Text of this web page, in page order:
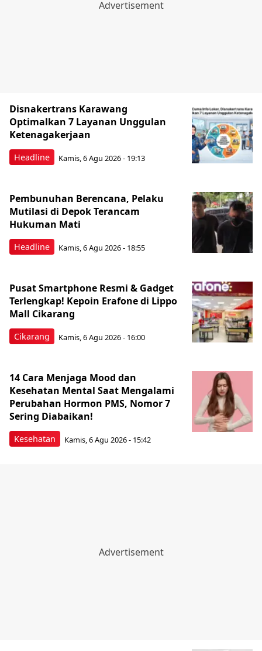
Headline
Disnakertrans Karawang
Optimalkan 7 Layanan Unggulan
Ketenagakerjaan
Kamis, 6 Agu 2026 - 19:13
Headline
Pembunuhan Berencana, Pelaku
Mutilasi di Depok Terancam
Hukuman Mati
Kamis, 6 Agu 2026 - 18:55
Cikarang
Pusat Smartphone Resmi & Gadget
Terlengkap! Kepoin Erafone di Lippo
Mall Cikarang
Kamis, 6 Agu 2026 - 16:00
Kesehatan
14 Cara Menjaga Mood dan
Kesehatan Mental Saat Mengalami
Perubahan Hormon PMS, Nomor 7
Sering Diabaikan!
Kamis, 6 Agu 2026 - 15:42